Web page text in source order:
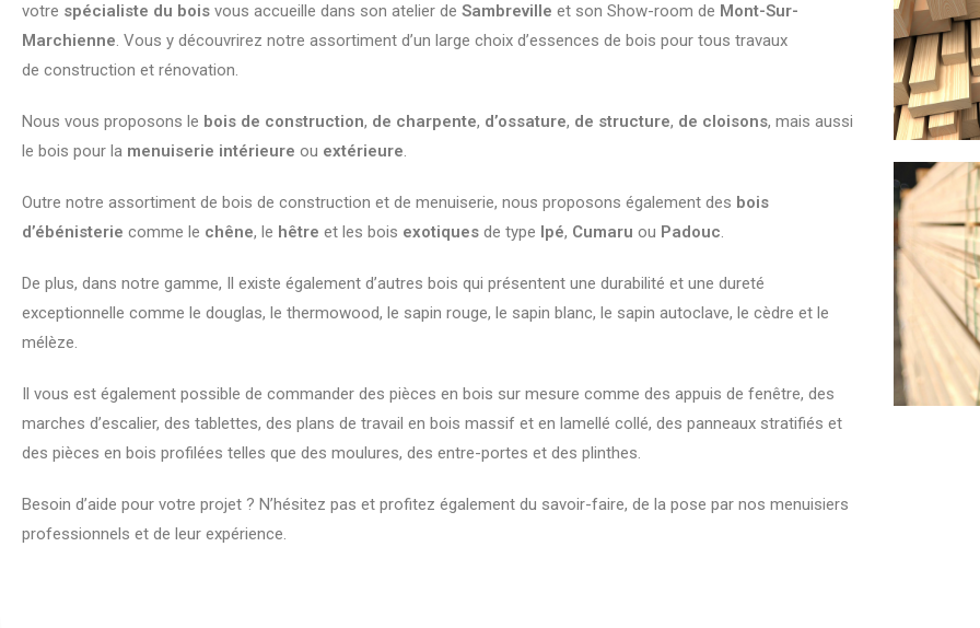
votre spécialiste du bois vous accueille dans son atelier de Sambreville et son Show-room de Mont-Sur-
Marchienne. Vous y découvrirez notre assortiment d’un large choix d’essences de bois pour tous travaux
de construction et rénovation.
Nous vous proposons le bois de construction, de charpente, d’ossature, de structure, de cloisons, mais aussi
le bois pour la menuiserie intérieure ou extérieure.
Outre notre assortiment de bois de construction et de menuiserie, nous proposons également des bois
d’ébénisterie comme le chêne, le hêtre et les bois exotiques de type Ipé, Cumaru ou Padouc.
De plus, dans notre gamme, Il existe également d’autres bois qui présentent une durabilité et une dureté
exceptionnelle comme le douglas, le thermowood, le sapin rouge, le sapin blanc, le sapin autoclave, le cèdre et le
mélèze.
Il vous est également possible de commander des pièces en bois sur mesure comme des appuis de fenêtre, des
marches d’escalier, des tablettes, des plans de travail en bois massif et en lamellé collé, des panneaux stratifiés et
des pièces en bois profilées telles que des moulures, des entre-portes et des plinthes.
Besoin d’aide pour votre projet ? N’hésitez pas et profitez également du savoir-faire, de la pose par nos menuisiers
professionnels et de leur expérience.